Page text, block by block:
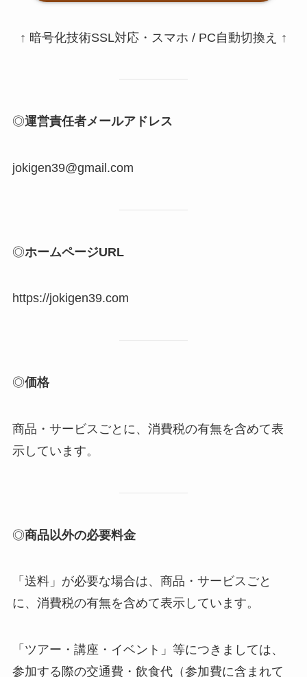
↑ 暗号化技術SSL対応・スマホ / PC自動切換え ↑
◎運営責任者メールアドレス
jokigen39@gmail.com
◎ホームページURL
https://jokigen39.com
◎価格
商品・サービスごとに、消費税の有無を含めて表
示しています。
◎商品以外の必要料金
「送料」が必要な場合は、商品・サービスごと
に、消費税の有無を含めて表示しています。
「ツアー・講座・イベント」等につきましては、
参加する際の交通費・飲食代（参加費に含まれて